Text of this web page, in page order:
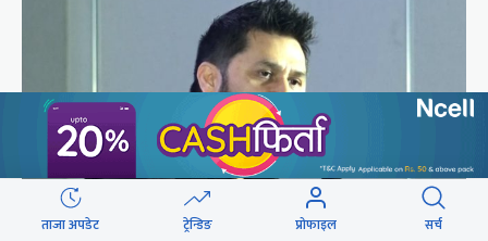
ताजा अपडेट ट्रेन्डिङ प्रोफाइल सर्च